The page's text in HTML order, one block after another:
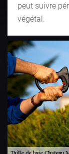
peut suivre
végétal.